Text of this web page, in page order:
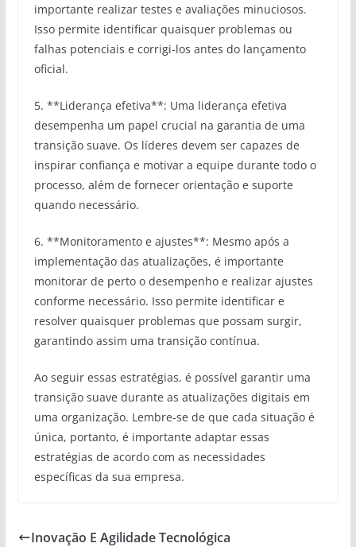
importante realizar testes e avaliações minuciosos.
Isso permite identificar quaisquer problemas ou
falhas potenciais e corrigi-los antes do lançamento
oficial.
5. **Liderança efetiva**: Uma liderança efetiva
desempenha um papel crucial na garantia de uma
transição suave. Os líderes devem ser capazes de
inspirar confiança e motivar a equipe durante todo o
processo, além de fornecer orientação e suporte
quando necessário.
6. **Monitoramento e ajustes**: Mesmo após a
implementação das atualizações, é importante
monitorar de perto o desempenho e realizar ajustes
conforme necessário. Isso permite identificar e
resolver quaisquer problemas que possam surgir,
garantindo assim uma transição contínua.
Ao seguir essas estratégias, é possível garantir uma
transição suave durante as atualizações digitais em
uma organização. Lembre-se de que cada situação é
única, portanto, é importante adaptar essas
estratégias de acordo com as necessidades
específicas da sua empresa.
Inovação E Agilidade Tecnológica